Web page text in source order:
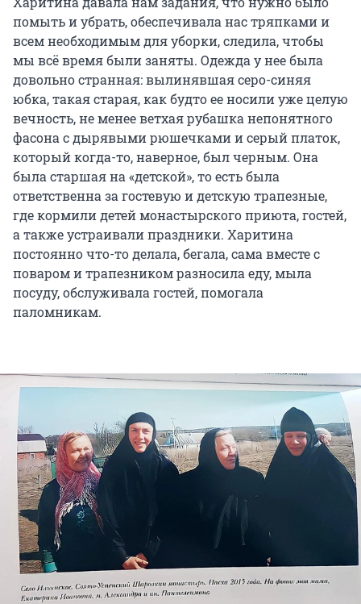
помыть и убрать, обеспечивала нас тряпками и
всем необходимым для уборки, следила, чтобы
мы всё время были заняты. Одежда у нее была
довольно странная: вылинявшая серо-синяя
юбка, такая старая, как будто ее носили уже целую
вечность, не менее ветхая рубашка непонятного
фасона с дырявыми рюшечками и серый платок,
который когда-то, наверное, был черным. Она
была старшая на «детской», то есть была
ответственна за гостевую и детскую трапезные,
где кормили детей монастырского приюта, гостей,
а также устраивали праздники. Харитина
постоянно что-то делала, бегала, сама вместе с
поваром и трапезником разносила еду, мыла
посуду, обслуживала гостей, помогала
паломникам.